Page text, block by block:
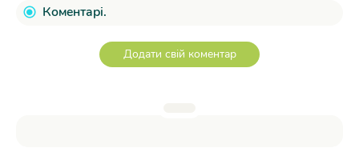
Коментарі.
Додати свій коментар